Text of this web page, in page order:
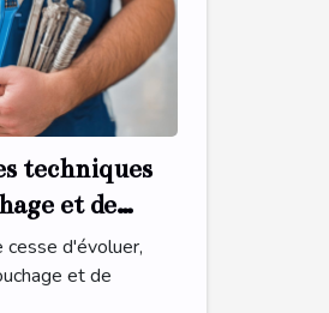
techniques
et de
cesse d'évoluer,
et de